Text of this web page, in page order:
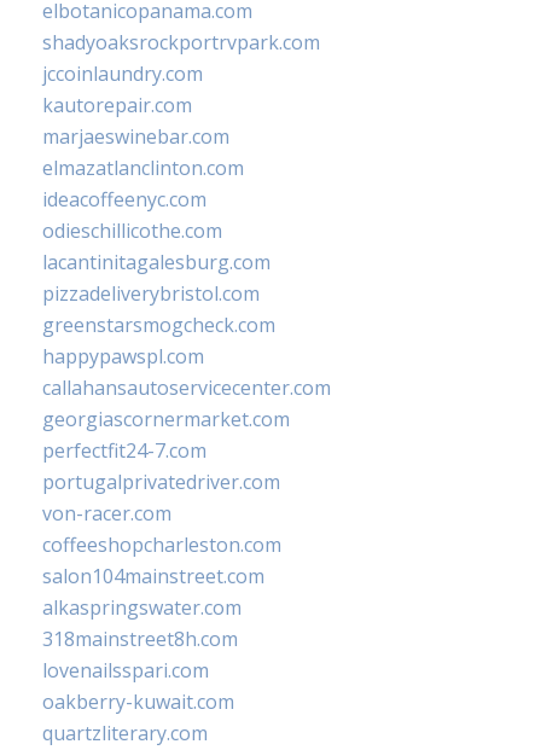
elbotanicopanama.com
shadyoaksrockportrvpark.com
jccoinlaundry.com
kautorepair.com
marjaeswinebar.com
elmazatlanclinton.com
ideacoffeenyc.com
odieschillicothe.com
lacantinitagalesburg.com
pizzadeliverybristol.com
greenstarsmogcheck.com
happypawspl.com
callahansautoservicecenter.com
georgiascornermarket.com
perfectfit24-7.com
portugalprivatedriver.com
von-racer.com
coffeeshopcharleston.com
salon104mainstreet.com
alkaspringswater.com
318mainstreet8h.com
lovenailsspari.com
oakberry-kuwait.com
quartzliterary.com